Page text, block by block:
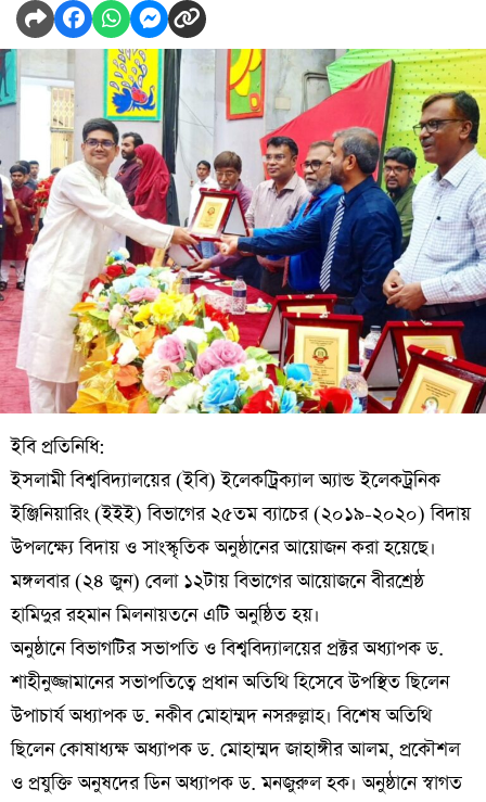
ইবি প্রতিনিধি:
ইসলামী বিশ্ববিদ্যালয়ের (ইবি) ইলেকট্রিক্যাল অ্যান্ড ইলেকট্রনিক
ইঞ্জিনিয়ারিং (ইইই) বিভাগের ২৫তম ব্যাচের (২০১৯-২০২০) বিদায়
উপলক্ষ্যে বিদায় ও সাংস্কৃতিক অনুষ্ঠানের আয়োজন করা হয়েছে।
মঙ্গলবার (২৪ জুন) বেলা ১২টায় বিভাগের আয়োজনে বীরশ্রেষ্ঠ
হামিদুর রহমান মিলনায়তনে এটি অনুষ্ঠিত হয়।
অনুষ্ঠানে বিভাগটির সভাপতি ও বিশ্ববিদ্যালয়ের প্রক্টর অধ্যাপক ড.
শাহীনুজ্জামানের সভাপতিত্বে প্রধান অতিথি হিসেবে উপস্থিত ছিলেন
উপাচার্য অধ্যাপক ড. নকীব মোহাম্মদ নসরুল্লাহ। বিশেষ অতিথি
ছিলেন কোষাধ্যক্ষ অধ্যাপক ড. মোহাম্মদ জাহাঙ্গীর আলম, প্রকৌশল
ও প্রযুক্তি অনুষদের ডিন অধ্যাপক ড. মনজুরুল হক। অনুষ্ঠানে স্বাগত